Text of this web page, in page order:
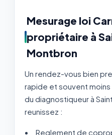
Mesurage loi
propriétaire à
Montbron
Un rendez-vous bien
rapide et souvent
du diagnostiqueur à
reunissez :
Reglement de